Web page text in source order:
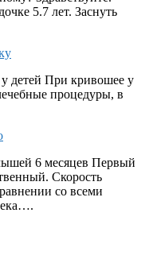
5.7 лет. Заснуть
детей При кривошее у
процедуры, в
6 месяцев Первый
Скорость
со всеми